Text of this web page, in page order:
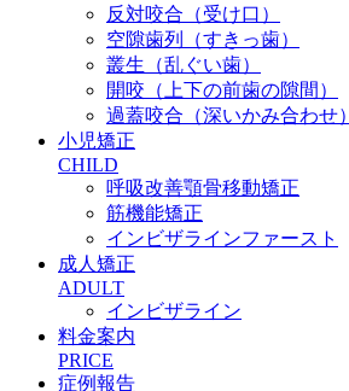
反対咬合（受け口）
空隙歯列（すきっ歯）
叢生（乱ぐい歯）
開咬（上下の前歯の隙間）
過蓋咬合（深いかみ合わせ）
小児矯正
CHILD
呼吸改善顎骨移動矯正
筋機能矯正
インビザラインファースト
成人矯正
ADULT
インビザライン
料金案内
PRICE
症例報告